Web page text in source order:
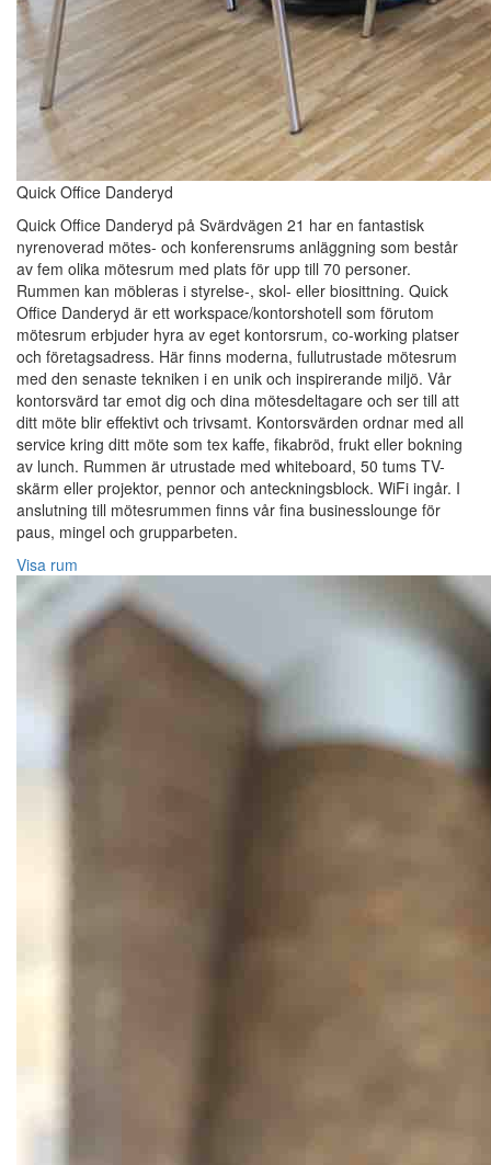
Quick Office Danderyd
Quick Office Danderyd på Svärdvägen 21 har en fantastisk
nyrenoverad mötes- och konferensrums anläggning som består
av fem olika mötesrum med plats för upp till 70 personer.
Rummen kan möbleras i styrelse-, skol- eller biosittning. Quick
Office Danderyd är ett workspace/kontorshotell som förutom
mötesrum erbjuder hyra av eget kontorsrum, co-working platser
och företagsadress. Här finns moderna, fullutrustade mötesrum
med den senaste tekniken i en unik och inspirerande miljö. Vår
kontorsvärd tar emot dig och dina mötesdeltagare och ser till att
ditt möte blir effektivt och trivsamt. Kontorsvärden ordnar med all
service kring ditt möte som tex kaffe, fikabröd, frukt eller bokning
av lunch. Rummen är utrustade med whiteboard, 50 tums TV-
skärm eller projektor, pennor och anteckningsblock. WiFi ingår. I
anslutning till mötesrummen finns vår fina businesslounge för
paus, mingel och grupparbeten.
Visa rum